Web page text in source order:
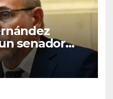
senador
en forma